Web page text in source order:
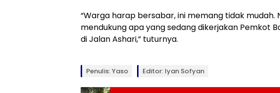
“Warga harap bersabar, ini memang tidak
mendukung apa yang sedang dikerjakan Pemkot
di Jalan Ashari,” tuturnya.
Penulis: Yaso Editor: Iyan Sofyan